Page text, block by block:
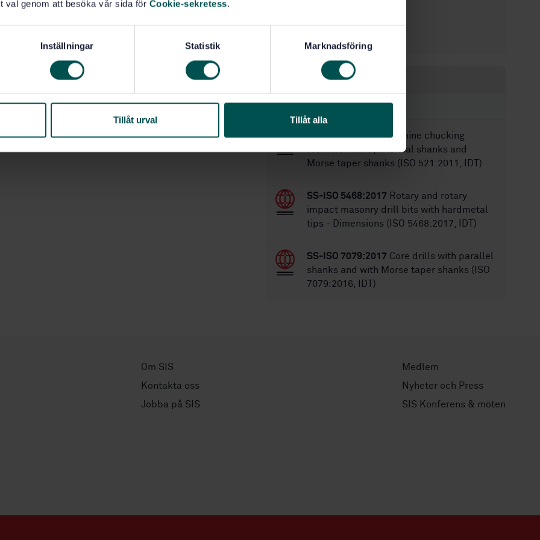
val genom att besöka vår sida för Cookie-sekretess.
Inställningar Statistik Marknadsföring
Tillåt urval Tillåt alla
Within the same area
STANDARDS
SS-ISO 521:2020Machine chucking
reamers with cylindrical shanks and
Morse taper shanks (ISO 521:2011, IDT)
SS-ISO 5468:2017 Rotary and rotary
impact masonry drill bits with hardmetal
tips - Dimensions (ISO 5468:2017, IDT)
SS-ISO 7079:2017 Core drills with parallel
shanks and with Morse taper shanks (ISO
7079:2016, IDT)
Om SIS
Kontakta oss
Jobba på SIS
Medlem
Nyheter och Press
SIS Konferens & möten